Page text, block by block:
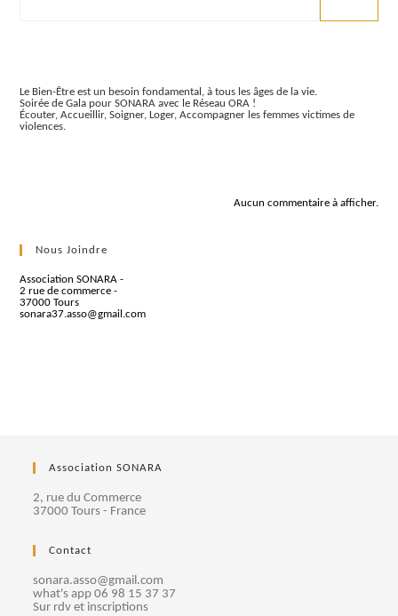
Le Bien-Être est un besoin fondamental, à tous les âges de la vie.
Soirée de Gala pour SONARA avec le Réseau ORA !
Écouter, Accueillir, Soigner, Loger, Accompagner les femmes victimes de
violences.
Aucun commentaire à afficher.
Nous Joindre
Association SONARA -
2 rue de commerce -
37000 Tours
sonara37.asso@gmail.com
Association SONARA
2, rue du Commerce
37000 Tours - France
Contact
sonara.asso@gmail.com
what's app 06 98 15 37 37
Sur rdv et inscriptions